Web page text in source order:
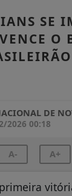
SE
O
DE
2026 00:18
A- A+